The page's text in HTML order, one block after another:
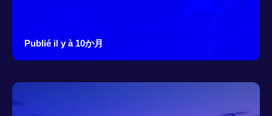
Publié il y à 10か月